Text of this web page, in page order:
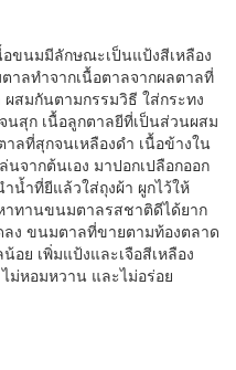
นมมีลักษณะเป็นแป้งสีเหลือง
ลทำจากเนื้อตาลจากผลตาลที่
สมกันตามกรรมวิธี ใส่กระทง
นสุก เนื้อลูกตาลยีที่เป็นส่วนผสม
ลที่สุกจนเหลืองดำ เนื้อข้างใน
จากต้นเอง มาปอกเปลือกออก
น้ำที่ยีแล้วใส่ถุงผ้า ผูกไว้ให้
าทานขนมตาลรสชาติดีได้ยาก
ง ขนมตาลที่ขายตามท้องตลาด
ย เพิ่มแป้งและเจือสีเหลือง
ม่หอมหวาน และไม่อร่อย